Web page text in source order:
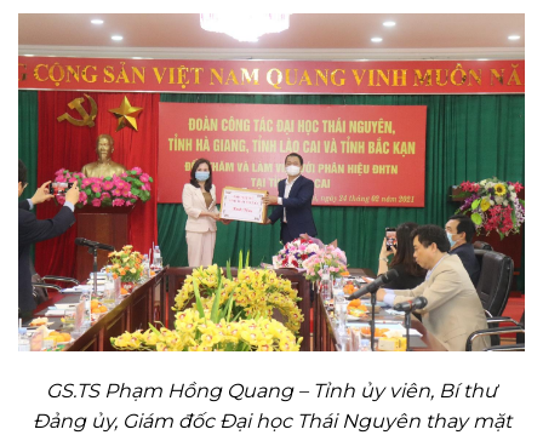
GS.TS Phạm Hồng Quang – Tỉnh ủy viên, Bí thư
Đảng ủy, Giám đốc Đại học Thái Nguyên thay mặt